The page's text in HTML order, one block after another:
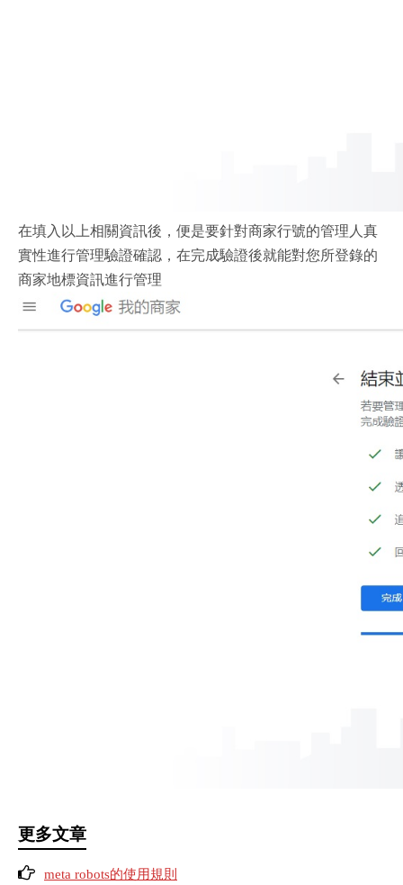
在填入以上相關資訊後，便是要針對商家行號的管理人真
實性進行管理驗證確認，在完成驗證後就能對您所登錄的
商家地標資訊進行管理
更多文章
meta robots的使用規則